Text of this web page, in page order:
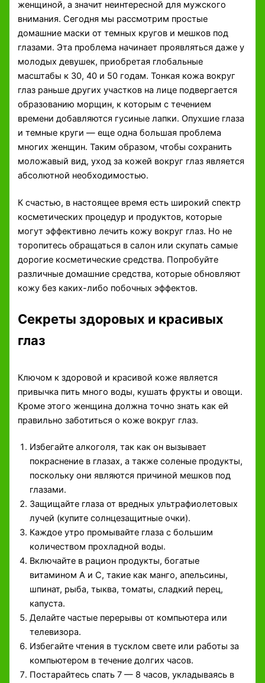
женщиной, а значит неинтересной для мужского
внимания. Сегодня мы рассмотрим простые
домашние маски от темных кругов и мешков под
глазами. Эта проблема начинает проявляться даже у
молодых девушек, приобретая глобальные
масштабы к 30, 40 и 50 годам. Тонкая кожа вокруг
глаз раньше других участков на лице подвергается
образованию морщин, к которым с течением
времени добавляются гусиные лапки. Опухшие глаза
и темные круги — еще одна большая проблема
многих женщин. Таким образом, чтобы сохранить
моложавый вид, уход за кожей вокруг глаз является
абсолютной необходимостью.
К счастью, в настоящее время есть широкий спектр
косметических процедур и продуктов, которые
могут эффективно лечить кожу вокруг глаз. Но не
торопитесь обращаться в салон или скупать самые
дорогие косметические средства. Попробуйте
различные домашние средства, которые обновляют
кожу без каких-либо побочных эффектов.
Секреты здоровых и красивых
глаз
Ключом к здоровой и красивой коже является
привычка пить много воды, кушать фрукты и овощи.
Кроме этого женщина должна точно знать как ей
правильно заботиться о коже вокруг глаз.
Избегайте алкоголя, так как он вызывает
покраснение в глазах, а также соленые продукты,
поскольку они являются причиной мешков под
глазами.
Защищайте глаза от вредных ультрафиолетовых
лучей (купите солнцезащитные очки).
Каждое утро промывайте глаза с большим
количеством прохладной воды.
Включайте в рацион продукты, богатые
витамином А и С, такие как манго, апельсины,
шпинат, рыба, тыква, томаты, сладкий перец,
капуста.
Делайте частые перерывы от компьютера или
телевизора.
Избегайте чтения в тусклом свете или работы за
компьютером в течение долгих часов.
Постарайтесь спать 7 — 8 часов, укладываясь в